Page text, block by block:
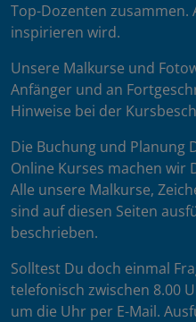
Top-Dozenten zusammen.
inspirieren wird.
Unsere Malkurse und
Anfänger und an
Hinweise bei der
Die Buchung und Planung
Online Kurses machen wir
Alle unsere Malkurse,
sind auf diesen Seiten
beschrieben.
Solltest Du doch einmal
telefonisch zwischen 8.00
um die Uhr per E-Mail.